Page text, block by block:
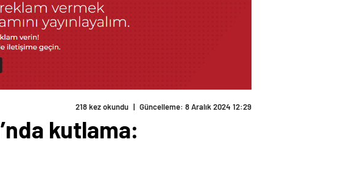
218 kez okundu | Güncelleme: 8 Aralık 2024 12:29
kutlama: